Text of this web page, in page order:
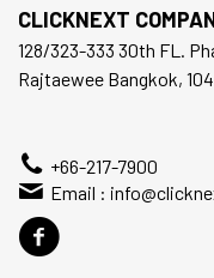
CLICKNEXT
128/323-333 30th FL.
Rajtaewee Bangkok,
+66-217-7900
Email :